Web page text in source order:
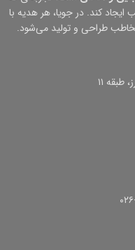
کند. در جویا، هر هدیه با
طراحی و تولید می‌شود.
۱۱